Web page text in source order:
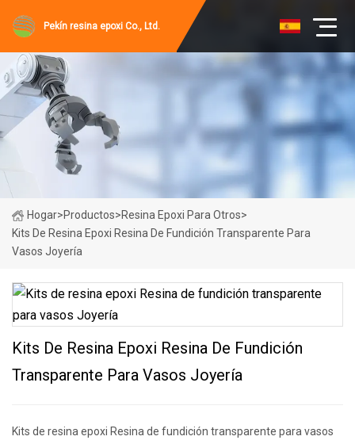
Pekín resina epoxi Co., Ltd.
Hogar>Productos>Resina Epoxi Para Otros>
Kits De Resina Epoxi Resina De Fundición Transparente Para
Vasos Joyería
Kits De Resina Epoxi Resina De Fundición
Transparente Para Vasos Joyería
Kits de resina epoxi Resina de fundición transparente para vasos